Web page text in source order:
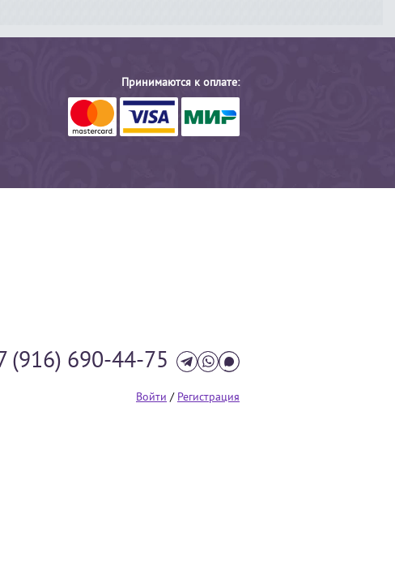
Принимаются к оплате:
(916) 690-44-75
Войти / Регистрация